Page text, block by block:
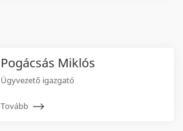
Pogácsás Miklós
Ügyvezető igazgató
Tovább